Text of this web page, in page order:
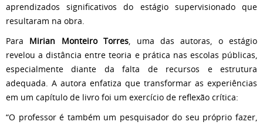
aprendizados significativos do estágio supervisionado que
resultaram na obra.
Para Mirian Monteiro Torres, uma das autoras, o estágio
revelou a distância entre teoria e prática nas escolas públicas,
especialmente diante da falta de recursos e estrutura
adequada. A autora enfatiza que transformar as experiências
em um capítulo de livro foi um exercício de reflexão crítica:
“O professor é também um pesquisador do seu próprio fazer,